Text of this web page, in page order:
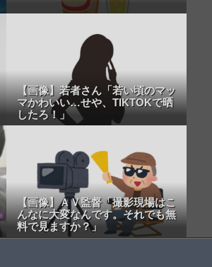
【画像】若者さん「若い頃のマッ
マかわいい…せや、TIKTOKで晒
したろ！」
【画像】ＡＶ監督「撮影現場はこ
んなに大変なんです。それでも無
料で見ますか？」